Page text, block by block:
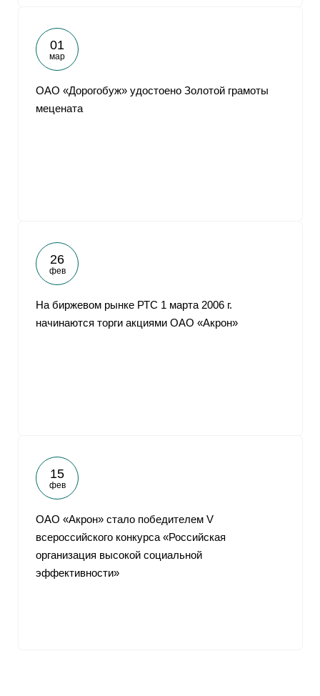
01
мар
ОАО «Дорогобуж» удостоено Золотой грамоты
мецената
26
фев
На биржевом рынке РТС 1 марта 2006 г.
начинаются торги акциями ОАО «Акрон»
15
фев
ОАО «Акрон» стало победителем V
всероссийского конкурса «Российская
организация высокой социальной
эффективности»